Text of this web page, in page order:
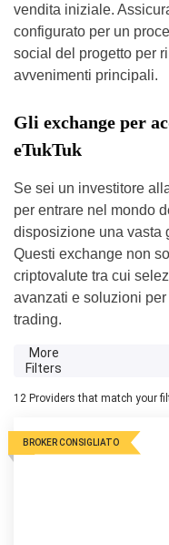
vendita iniziale.
configurato per un
social del progetto per
avvenimenti principali.
Gli exchange per
eTukTuk
Se sei un investitore
per entrare nel mondo
disposizione una vasta
Questi exchange non
criptovalute tra cui
avanzati e soluzioni
trading.
More
Filters
12 Providers that match your
BROKER CONSIGLIATO